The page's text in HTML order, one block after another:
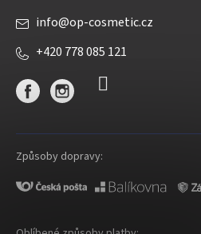
info@op-cosmetic.cz
+420 778 085 121
Způsoby dopravy: